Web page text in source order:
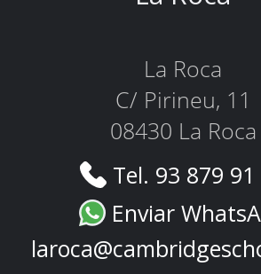
La Roca
C/ Pirineu, 11
08430 La Roca
Tel. 93 879
Enviar